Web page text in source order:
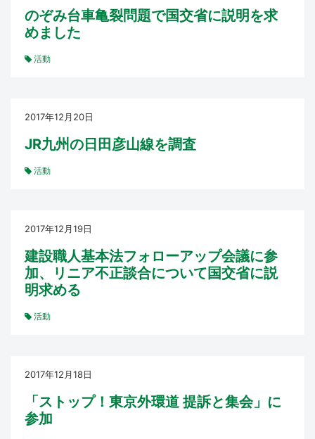
のぞみ台車亀裂問題で国交省に説明を求
めました
活動
2017年12月20日
JR九州の日田彦山線を調査
活動
2017年12月19日
建設職人基本法フォローアップ会議に参
加、リニア不正談合について国交省に説
明求める
活動
2017年12月18日
「ストップ！東京外環道 提訴と集会」に
参加